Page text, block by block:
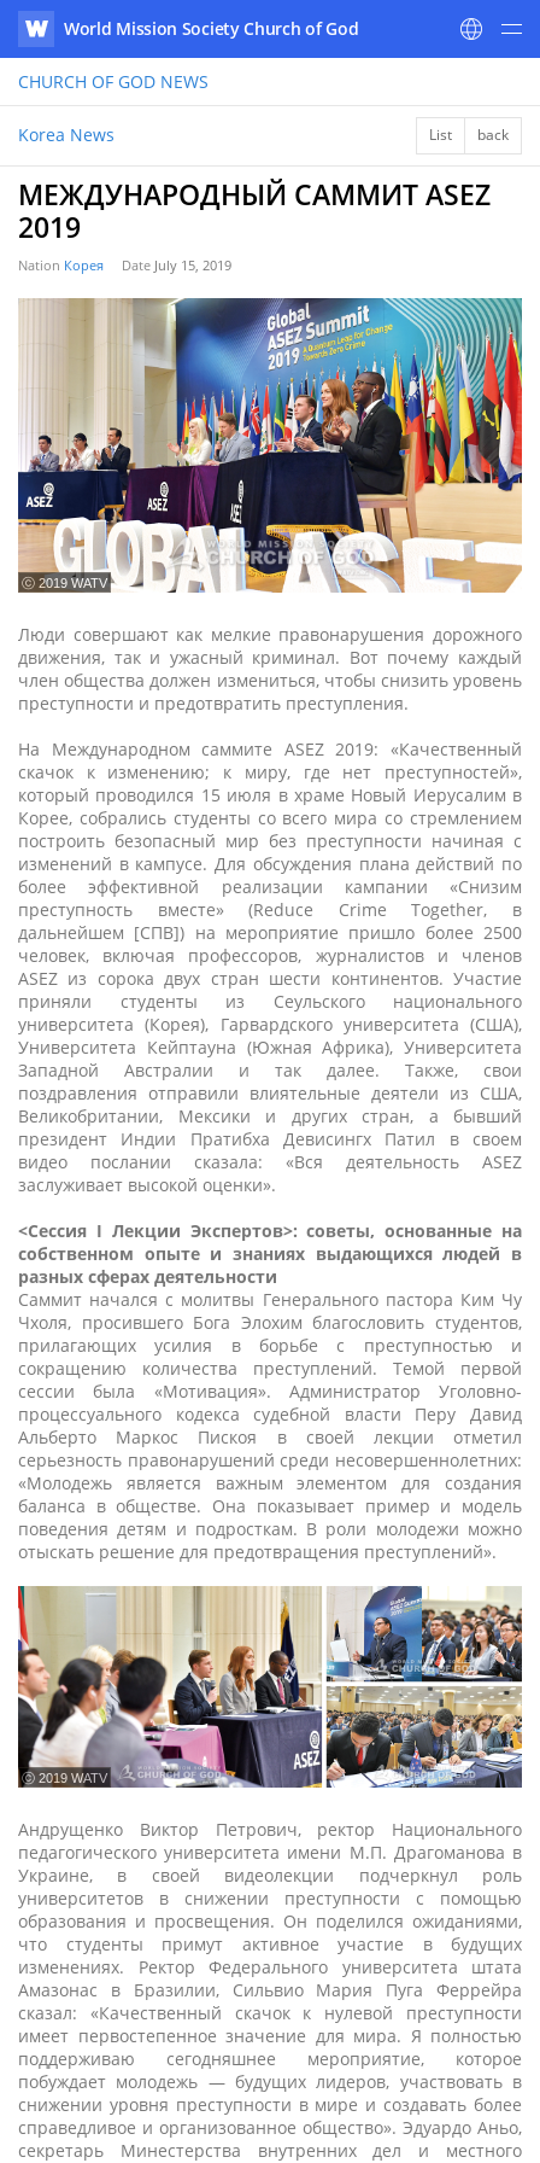
WATV
World Mission Society Church of God
CHURCH OF GOD NEWS
Korea News List back
МЕЖДУНАРОДНЫЙ САММИТ ASEZ
2019
Nation Корея Date July 15, 2019
ⓒ 2019 WATV
Люди совершают как мелкие правонарушения дорожного
движения, так и ужасный криминал. Вот почему каждый
член общества должен измениться, чтобы снизить уровень
преступности и предотвратить преступления.
На Международном саммите ASEZ 2019: «Качественный
скачок к изменению; к миру, где нет преступностей»,
который проводился 15 июля в храме Новый Иерусалим в
Корее, собрались студенты со всего мира со стремлением
построить безопасный мир без преступности начиная с
изменений в кампусе. Для обсуждения плана действий по
более эффективной реализации кампании «Снизим
преступность вместе» (Reduce Crime Together, в
дальнейшем [СПВ]) на мероприятие пришло более 2500
человек, включая профессоров, журналистов и членов
ASEZ из сорока двух стран шести континентов. Участие
приняли студенты из Сеульского национального
университета (Корея), Гарвардского университета (США),
Университета Кейптауна (Южная Африка), Университета
Западной Австралии и так далее. Также, свои
поздравления отправили влиятельные деятели из США,
Великобритании, Мексики и других стран, а бывший
президент Индии Пратибха Девисингх Патил в своем
видео послании сказала: «Вся деятельность ASEZ
заслуживает высокой оценки».
<Сессия I Лекции Экспертов>: советы, основанные на
собственном опыте и знаниях выдающихся людей в
разных сферах деятельности
Саммит начался с молитвы Генерального пастора Ким Чу
Чхоля, просившего Бога Элохим благословить студентов,
прилагающих усилия в борьбе с преступностью и
сокращению количества преступлений. Темой первой
сессии была «Мотивация». Администратор Уголовно-
процессуального кодекса судебной власти Перу Давид
Альберто Маркос Пискоя в своей лекции отметил
серьезность правонарушений среди несовершеннолетних:
«Молодежь является важным элементом для создания
баланса в обществе. Она показывает пример и модель
поведения детям и подросткам. В роли молодежи можно
отыскать решение для предотвращения преступлений».
ⓒ 2019 WATV
Андрущенко Виктор Петрович, ректор Национального
педагогического университета имени М.П. Драгоманова в
Украине, в своей видеолекции подчеркнул роль
университетов в снижении преступности с помощью
образования и просвещения. Он поделился ожиданиями,
что студенты примут активное участие в будущих
изменениях. Ректор Федерального университета штата
Амазонас в Бразилии, Сильвио Мария Пуга Феррейра
сказал: «Качественный скачок к нулевой преступности
имеет первостепенное значение для мира. Я полностью
поддерживаю сегодняшнее мероприятие, которое
побуждает молодежь — будущих лидеров, участвовать в
снижении уровня преступности в мире и создавать более
справедливое и организованное общество». Эдуардо Аньо,
секретарь Минестерства внутренних дел и местного